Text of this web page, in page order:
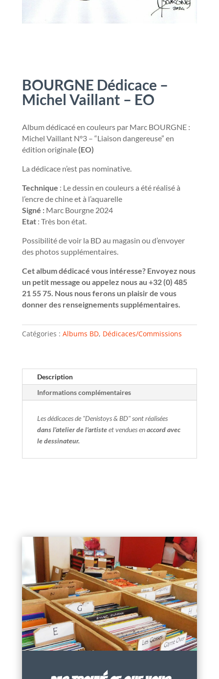
BOURGNE Dédicace –
Michel Vaillant – EO
Album dédicacé en couleurs par Marc BOURGNE :
Michel Vaillant N°3 – “Liaison dangereuse” en
édition originale (EO)
La dédicace n’est pas nominative.
Technique : Le dessin en couleurs a été réalisé à
l’encre de chine et à l’aquarelle
Signé :Marc Bourgne 2024
Etat: Très bon état.
Possibilité de voir la BD au magasin ou d’envoyer
des photos supplémentaires.
Cet album dédicacé vous intéresse? Envoyez nous
un petit message ou appelez nous au +32 (0) 485
21 55 75. Nous nous ferons un plaisir de vous
donner des renseignements supplémentaires.
Catégories : Albums BD, Dédicaces/Commissions
Description
Informations complémentaires
Les dédicaces de "Denistoys & BD" sont réalisées
dans l'atelier de l'artisteet vendues enaccord avec
le dessinateur.